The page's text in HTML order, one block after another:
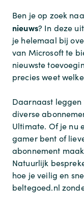
Ben je op zoek
nieuws? In deze
je helemaal bij
van Microsoft te
nieuwste
precies weet
Daarnaast leggen
diverse
Ultimate. Of je nu
gamer bent of
abonnement
Natuurlijk
hoe je veilig en
beltegoed.nl